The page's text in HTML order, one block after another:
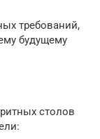
требований,
будущему
столов